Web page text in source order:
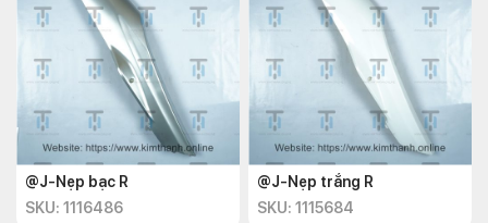
@J-Nẹp bạc R
SKU: 1116486
@J-Nẹp trắng R
SKU: 1115684